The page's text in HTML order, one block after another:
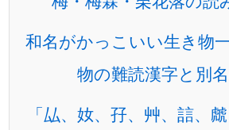
和名がかっこいい生き物
物の難読漢字と別
「厸、奻、孖、艸、誩、